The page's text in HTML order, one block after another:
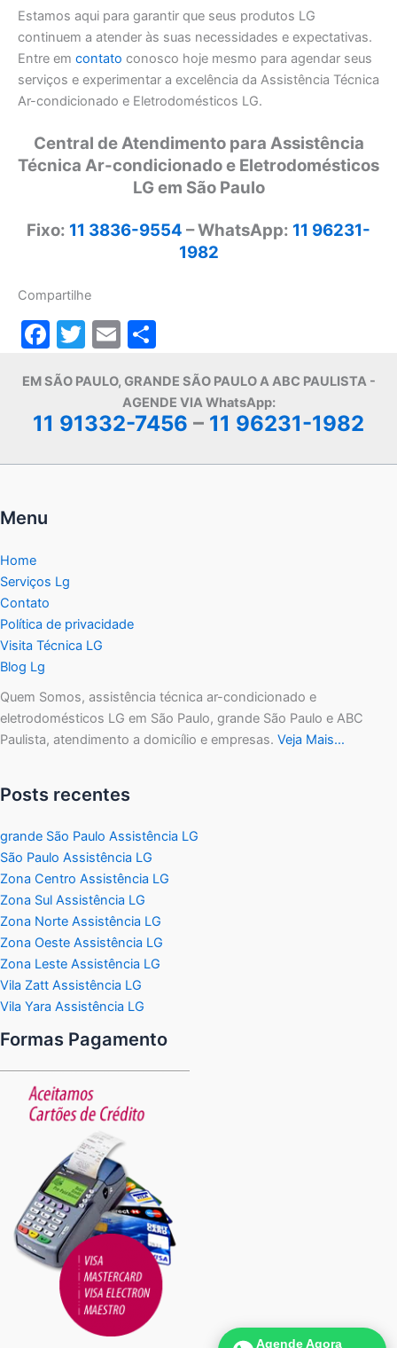
Estamos aqui para garantir que seus produtos LG
continuem a atender às suas necessidades e expectativas.
Entre em contato conosco hoje mesmo para agendar seus
serviços e experimentar a excelência da Assistência Técnica
Ar-condicionado e Eletrodomésticos LG.
Central de Atendimento para Assistência
Técnica Ar-condicionado e Eletrodomésticos
LG em São Paulo
Fixo: 11 3836-9554 – WhatsApp: 11 96231-
1982
Compartilhe
F
c
e
o
T
itt
er
E
ai
l
ar
e
EM SÃO PAULO, GRANDE SÃO PAULO A ABC PAULISTA -
AGENDE VIA WhatsApp:
11 91332-7456 – 11 96231-1982
Menu
Home
Serviços Lg
Contato
Política de privacidade
Visita Técnica LG
Blog Lg
Quem Somos, assistência técnica ar-condicionado e
eletrodomésticos LG em São Paulo, grande São Paulo e ABC
Paulista, atendimento a domicílio e empresas. Veja Mais…
Posts recentes
grande São Paulo Assistência LG
São Paulo Assistência LG
Zona Centro Assistência LG
Zona Sul Assistência LG
Zona Norte Assistência LG
Zona Oeste Assistência LG
Zona Leste Assistência LG
Vila Zatt Assistência LG
Vila Yara Assistência LG
Formas Pagamento
Agende Agora